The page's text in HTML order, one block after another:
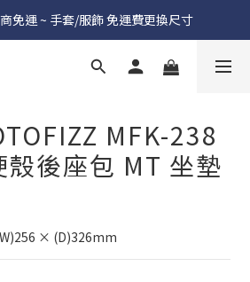
免運 ~ 手套/服飾 免運費更換尺寸
MFK-238
後座包 MT 坐墊
× (D)326mm